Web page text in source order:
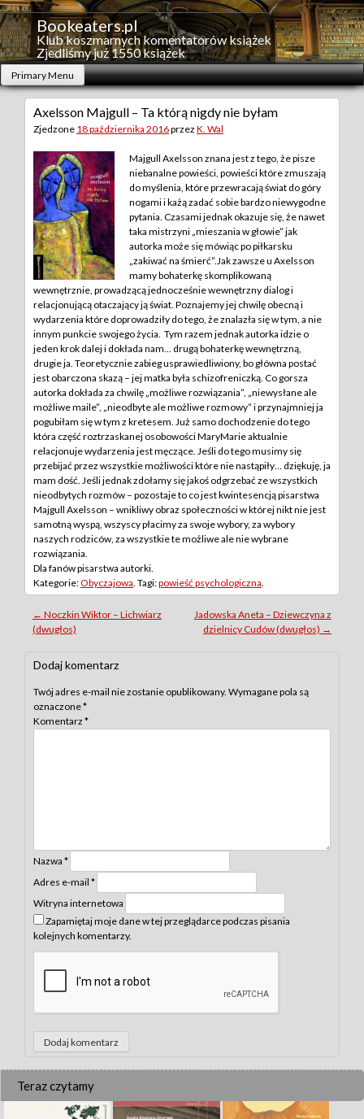
Skip
to
content
Bookeaters.pl
Klub koszmarnych komentatorów książek
Zjedliśmy już 1550 książek
Primary Menu
Axelsson Majgull – Ta którą nigdy nie byłam
Zjedzone 18 października 2016przez K. Wal
Majgull Axelsson znana jest z tego, że pisze
niebanalne powieści, powieści które zmuszają
do myślenia, które przewracają świat do góry
nogami i każą zadać sobie bardzo niewygodne
pytania. Czasami jednak okazuje się, że nawet
taka mistrzyni „mieszania w głowie” jak
autorka może się mówiąc po piłkarsku
„zakiwać na śmierć”. Jak zawsze u Axelsson
mamy bohaterkę skomplikowaną
wewnętrznie, prowadzącą jednocześnie wewnętrzny dialog i
relacjonującą otaczający ją świat. Poznajemy jej chwilę obecną i
wydarzenia które doprowadziły do tego, że znalazła się w tym, a nie
innym punkcie swojego życia. Tym razem jednak autorka idzie o
jeden krok dalej i dokłada nam… drugą bohaterkę wewnętrzną,
drugie ja. Teoretycznie zabieg usprawiedliwiony, bo główna postać
jest obarczona skazą – jej matka była schizofreniczką. Co gorsza
autorka dokłada za chwilę „możliwe rozwiązania”, „niewysłane ale
możliwe maile”, „nieodbyte ale możliwe rozmowy” i przynajmniej ja
pogubiłam się w tym z kretesem. Już samo dochodzenie do tego
która część roztrzaskanej osobowości MaryMarie aktualnie
relacjonuje wydarzenia jest męczące. Jeśli do tego musimy się
przebijać przez wszystkie możliwości które nie nastąpiły… dziękuję, ja
mam dość. Jeśli jednak zdołamy się jakoś odgrzebać ze wszystkich
nieodbytych rozmów – pozostaje to co jest kwintesencją pisarstwa
Majgull Axelsson – wnikliwy obraz społeczności w której nikt nie jest
samotną wyspą, wszyscy płacimy za swoje wybory, za wybory
naszych rodziców, za wszystkie te możliwe ale nie wybrane
rozwiązania.
Dla fanów pisarstwa autorki.
Kategorie:Obyczajowa . Tagi:powieść psychologiczna
Post
navigation
← Noczkin Wiktor – Lichwiarz
(dwugłos)
Jadowska Aneta – Dziewczyna z
dzielnicy Cudów (dwugłos) →
Dodaj komentarz
Twój adres e-mail nie zostanie opublikowany. Wymagane pola są
oznaczone*
Komentarz *
Nazwa *
Adres e-mail *
Witryna internetowa
Zapamiętaj moje dane w tej przeglądarce podczas pisania
kolejnych komentarzy.
Teraz czytamy